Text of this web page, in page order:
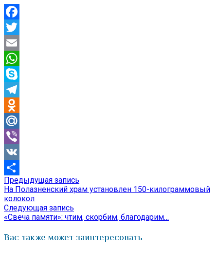
Facebook
Twitter
Email
WhatsApp
Skype
Telegram
Odnoklassniki
Mail.Ru
Viber
VK
Отправить
Навигация
по
записям
Предыдущая запись
запись:
На Полазненский храм установлен 150-килограммовый
колокол
Следующая запись
запись:
«Свеча памяти»: чтим, скорбим, благодарим…
Вас также может заинтересовать